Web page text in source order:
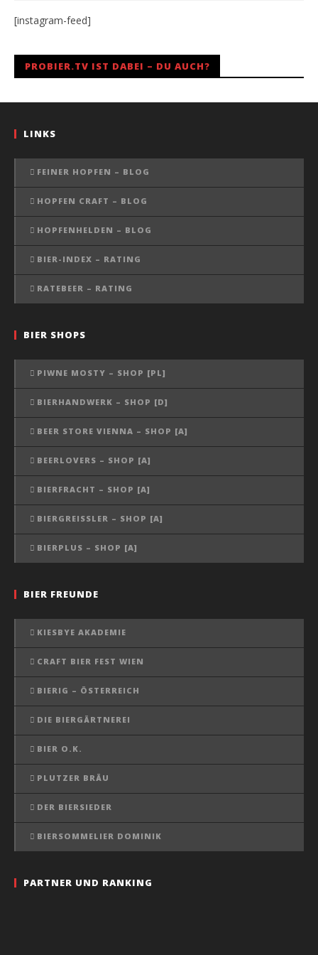
[instagram-feed]
PROBIER.TV IST DABEI – DU AUCH?
LINKS
FEINER HOPFEN – BLOG
HOPFEN CRAFT – BLOG
HOPFENHELDEN – BLOG
BIER-INDEX – RATING
RATEBEER – RATING
BIER SHOPS
PIWNE MOSTY – SHOP [PL]
BIERHANDWERK – SHOP [D]
BEER STORE VIENNA – SHOP [A]
BEERLOVERS – SHOP [A]
BIERFRACHT – SHOP [A]
BIERGREISSLER – SHOP [A]
BIERPLUS – SHOP [A]
BIER FREUNDE
KIESBYE AKADEMIE
CRAFT BIER FEST WIEN
BIERIG – ÖSTERREICH
DIE BIERGÄRTNEREI
BIER O.K.
PLUTZER BRÄU
DER BIERSIEDER
BIERSOMMELIER DOMINIK
PARTNER UND RANKING